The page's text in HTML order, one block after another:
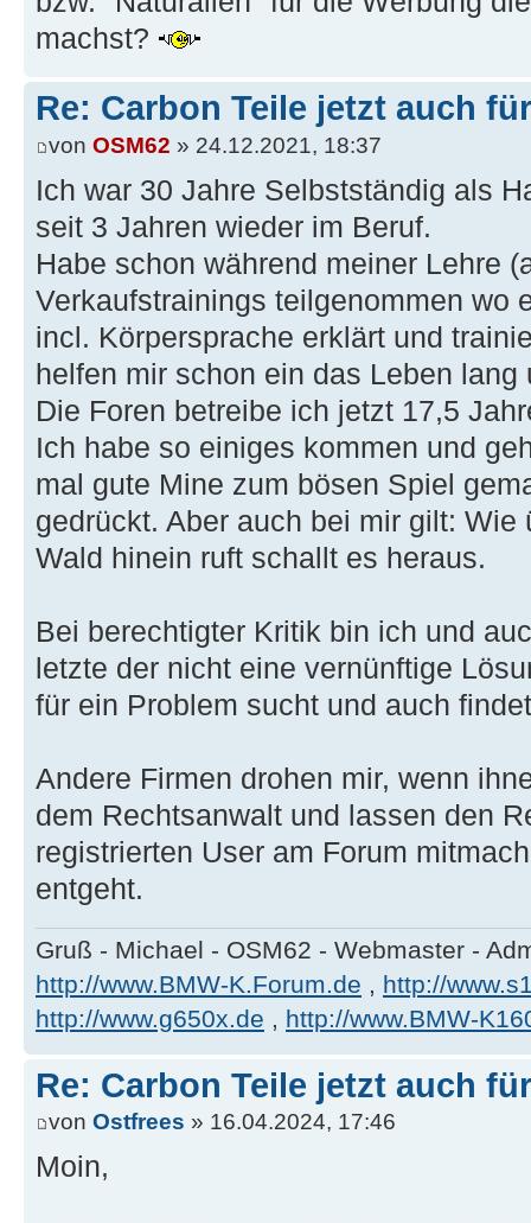
machst?
Re: Carbon Teile jetzt auch
von OSM62 » 24.12.2021, 18:37
Ich war 30 Jahre Selbstständig als
seit 3 Jahren wieder im Beruf.
Habe schon während meiner Lehre
Verkaufstrainings teilgenommen wo
incl. Körpersprache erklärt und
helfen mir schon ein das Leben
Die Foren betreibe ich jetzt 17,5
Ich habe so einiges kommen und
mal gute Mine zum bösen Spiel
gedrückt. Aber auch bei mir gilt:
Wald hinein ruft schallt es heraus.
Bei berechtigter Kritik bin ich und
letzte der nicht eine vernünftige
für ein Problem sucht und auch
Andere Firmen drohen mir, wenn
dem Rechtsanwalt und lassen den
registrierten User am Forum
entgeht.
Gruß - Michael - OSM62 - Webmaster -
http://www.BMW-K.Forum.de , http://
http://www.g650x.de , http://www.BMW-
Re: Carbon Teile jetzt auch
von Ostfrees » 16.04.2024, 17:46
Moin,